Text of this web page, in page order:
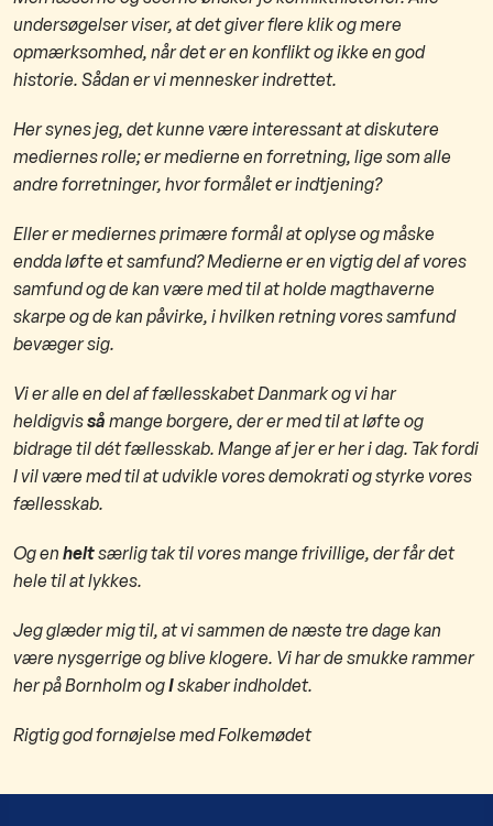
undersøgelser viser, at det giver flere klik og mere
opmærksomhed, når det er en konflikt og ikke en god
historie. Sådan er vi mennesker indrettet.
Her synes jeg, det kunne være interessant at diskutere
mediernes rolle; er medierne en forretning, lige som alle
andre forretninger, hvor formålet er indtjening?
Eller er mediernes primære formål at oplyse og måske
endda løfte et samfund? Medierne er en vigtig del af vores
samfund og de kan være med til at holde magthaverne
skarpe og de kan påvirke, i hvilken retning vores samfund
bevæger sig.
Vi er alle en del af fællesskabet Danmark og vi har
heldigvisså mange borgere, der er med til at løfte og
bidrage til dét fællesskab. Mange af jer er her i dag. Tak fordi
I vil være med til at udvikle vores demokrati og styrke vores
fællesskab.
Og en heltsærlig tak til vores mange frivillige, der får det
hele til at lykkes.
Jeg glæder mig til, at vi sammen de næste tre dage kan
være nysgerrige og blive klogere. Vi har de smukke rammer
her på Bornholm ogIskaber indholdet.
​Rigtig god fornøjelse med Folkemødet